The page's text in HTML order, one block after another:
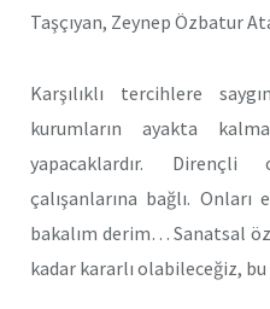
Taşçıyan, Zeynep Özbatur
Karşılıklı tercihlere
kurumların ayakta
yapacaklardır. Dirençli
çalışanlarına bağlı.
bakalım derim… Sanatsal
kadar kararlı olabileceğiz,